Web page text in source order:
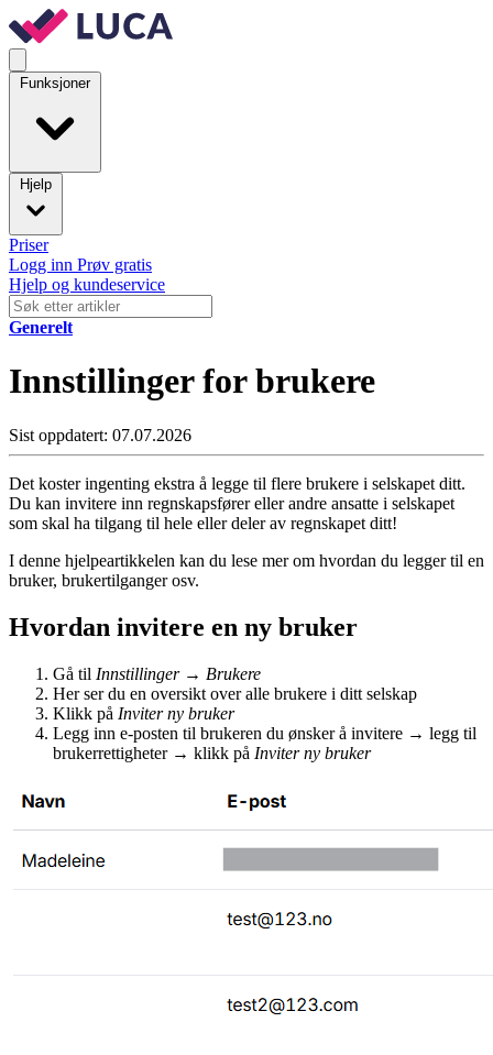
Funksjoner
Hjelp
Priser
Logg inn Prøv gratis
Hjelp og kundeservice
Generelt
Innstillinger for brukere
Sist oppdatert: 07.07.2026
Det koster ingenting ekstra å legge til flere brukere i selskapet ditt.
Du kan invitere inn regnskapsfører eller andre ansatte i selskapet
som skal ha tilgang til hele eller deler av regnskapet ditt!
I denne hjelpeartikkelen kan du lese mer om hvordan du legger til en
bruker, brukertilganger osv.
Hvordan invitere en ny bruker
Gå til Innstillinger→ Brukere
Her ser du en oversikt over alle brukere i ditt selskap
Klikk på Inviter ny bruker
Legg inn e-posten til brukeren du ønsker å invitere → legg til
brukerrettigheter → klikk på Inviter ny bruker